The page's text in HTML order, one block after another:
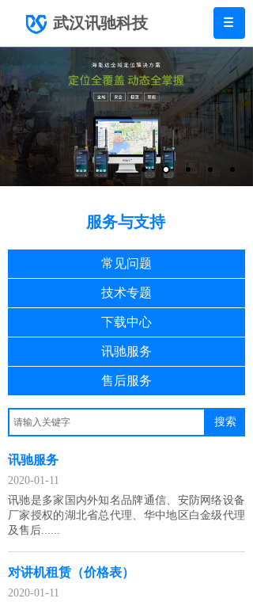
服务与支持
常见问题
技术专题
下载中心
讯驰服务
售后服务
搜索
讯驰服务
2020-01-11
讯驰是多家国内外知名品牌通信、安防网络设备
厂家授权的湖北省总代理、华中地区白金级代理
及售后......
对讲机租赁（价格表）
2020-01-11
武汉讯驰科技